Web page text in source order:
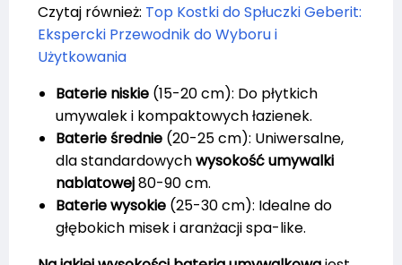
Czytaj również: Top Kostki do Spłuczki Geberit:
Ekspercki Przewodnik do Wyboru i
Użytkowania
Baterie niskie (15-20 cm): Do płytkich
umywalek i kompaktowych łazienek.
Baterie średnie (20-25 cm): Uniwersalne,
dla standardowychwysokość umywalki
nablatowej80-90 cm.
Baterie wysokie (25-30 cm): Idealne do
głębokich misek i aranżacji spa-like.